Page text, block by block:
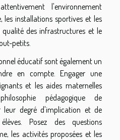
l'environnement
les installations sportives et les
des infrastructures et le
petits.
éducatif sont également un
en compte. Engager une
et les aides maternelles
pédagogique de
leur degré d'implication et de
Posez des questions
les activités proposées et les